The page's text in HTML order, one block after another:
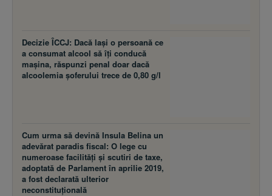
Decizie ÎCCJ: Dacă laşi o persoană ce
a consumat alcool să îţi conducă
maşina, răspunzi penal doar dacă
alcoolemia şoferului trece de 0,80 g/l
Cum urma să devină Insula Belina un
adevărat paradis fiscal: O lege cu
numeroase facilităţi şi scutiri de taxe,
adoptată de Parlament în aprilie 2019,
a fost declarată ulterior
neconstituţională